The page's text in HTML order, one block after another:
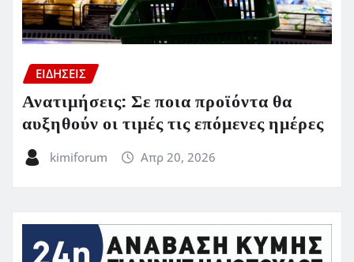
ΕΙΔΗΣΕΙΣ
Ανατιμήσεις: Σε ποια προϊόντα θα
αυξηθούν οι τιμές τις επόμενες ημέρες
kimiforum Απρ 20, 2026